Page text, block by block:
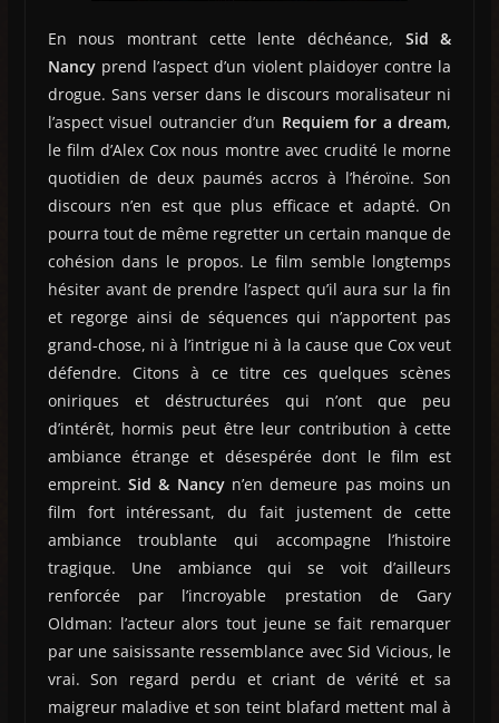
En nous montrant cette lente déchéance, Sid &
Nancyprend l’aspect d’un violent plaidoyer contre la
drogue. Sans verser dans le discours moralisateur ni
l’aspect visuel outrancier d’un Requiem for a dream,
le film d’Alex Cox nous montre avec crudité le morne
quotidien de deux paumés accros à l’héroïne. Son
discours n’en est que plus efficace et adapté. On
pourra tout de même regretter un certain manque de
cohésion dans le propos. Le film semble longtemps
hésiter avant de prendre l’aspect qu’il aura sur la fin
et regorge ainsi de séquences qui n’apportent pas
grand-chose, ni à l’intrigue ni à la cause que Cox veut
défendre. Citons à ce titre ces quelques scènes
oniriques et déstructurées qui n’ont que peu
d’intérêt, hormis peut être leur contribution à cette
ambiance étrange et désespérée dont le film est
empreint.Sid & Nancyn’en demeure pas moins un
film fort intéressant, du fait justement de cette
ambiance troublante qui accompagne l’histoire
tragique. Une ambiance qui se voit d’ailleurs
renforcée par l’incroyable prestation de Gary
Oldman: l’acteur alors tout jeune se fait remarquer
par une saisissante ressemblance avec Sid Vicious, le
vrai. Son regard perdu et criant de vérité et sa
maigreur maladive et son teint blafard mettent mal à